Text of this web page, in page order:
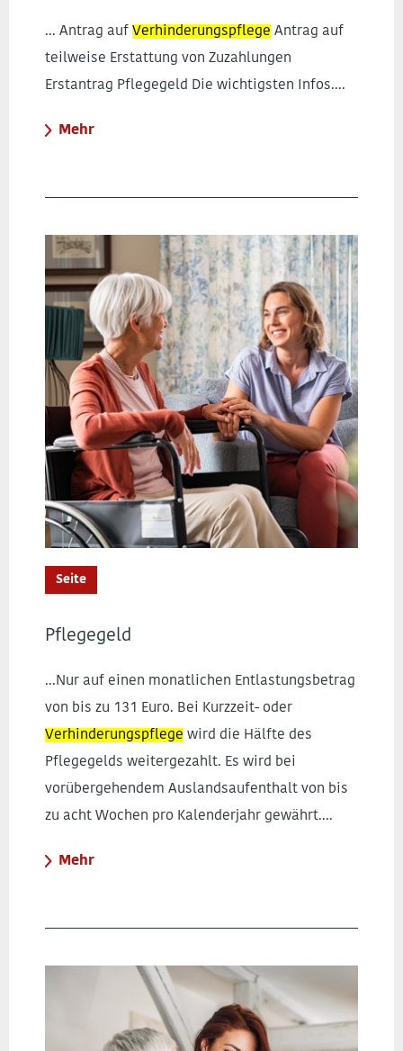
... Antrag auf Verhinderungspflege Antrag auf
teilweise Erstattung von Zuzahlungen
Erstantrag Pflegegeld Die wichtigsten Infos....
Mehr
Seite
Pflegegeld
...Nur auf einen monatlichen Entlastungsbetrag
von bis zu 131 Euro. Bei Kurzzeit- oder
Verhinderungspflege wird die Hälfte des
Pflegegelds weitergezahlt. Es wird bei
vorübergehendem Auslandsaufenthalt von bis
zu acht Wochen pro Kalenderjahr gewährt....
Mehr